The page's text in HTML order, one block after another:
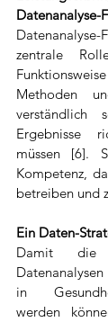
Datenanalyse-
zentrale
Methoden
Ergebnisse
müssen [6].
Kompetenz,
betreiben und
Ein Daten-
Damit die
in
werden